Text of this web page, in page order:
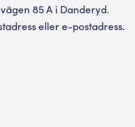
85 A i Danderyd.
eller e-postadress.